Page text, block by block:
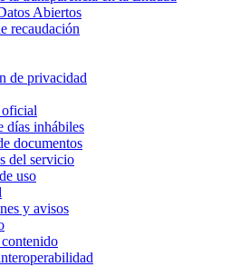
Abiertos
recaudación
de privacidad
oficial
días inhábiles
documentos
del servicio
uso
y avisos